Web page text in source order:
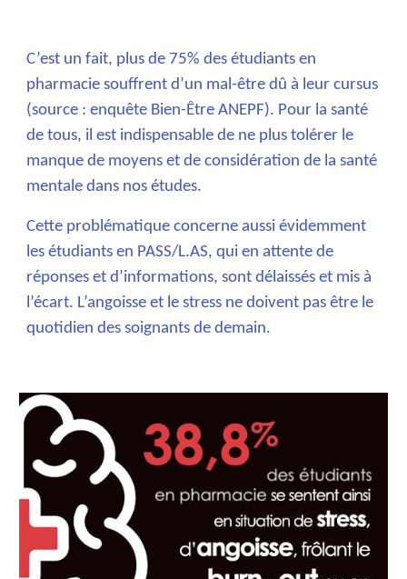
C’est un fait, plus de 75% des étudiants en
pharmacie souffrent d’un mal-être dû à leur cursus
(source : enquête Bien-Être ANEPF). Pour la santé
de tous, il est indispensable de ne plus tolérer le
manque de moyens et de considération de la santé
mentale dans nos études.
Cette problématique concerne aussi évidemment
les étudiants en PASS/L.AS, qui en attente de
réponses et d’informations, sont délaissés et mis à
l’écart. L’angoisse et le stress ne doivent pas être le
quotidien des soignants de demain.